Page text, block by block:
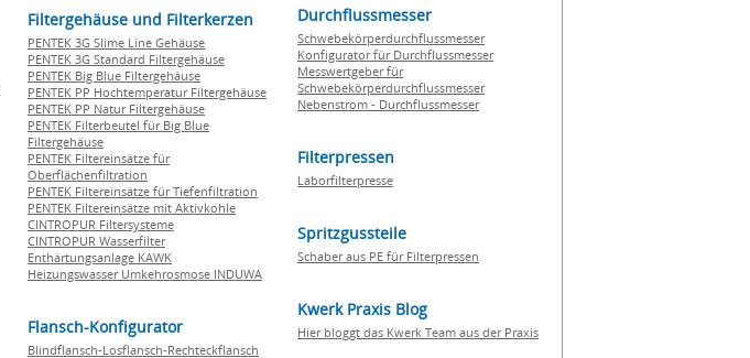
Filtergehäuse und Filterkerzen
PENTEK 3G Slime Line Gehäuse
PENTEK 3G Standard Filtergehäuse
PENTEK Big Blue Filtergehäuse
PENTEK PP Hochtemperatur Filtergehäuse
PENTEK PP Natur Filtergehäuse
PENTEK Filterbeutel für Big Blue
Filtergehäuse
PENTEK Filtereinsätze für
Oberflächenfiltration
PENTEK Filtereinsätze für Tiefenfiltration
PENTEK Filtereinsätze mit Aktivkohle
CINTROPUR Filtersysteme
CINTROPUR Wasserfilter
Enthärtungsanlage KAWK
Heizungswasser Umkehrosmose INDUWA
Flansch-Konfigurator
Blindflansch-Losflansch-Rechteckflansch
Durchflussmesser
Schwebekörperdurchflussmesser
Konfigurator für Durchflussmesser
Messwertgeber für
Schwebekörperdurchflussmesser
Nebenstrom - Durchflussmesser
Filterpressen
Laborfilterpresse
Spritzgussteile
Schaber aus PE für Filterpressen
Kwerk Praxis Blog
Hier bloggt das Kwerk Team aus der Praxis